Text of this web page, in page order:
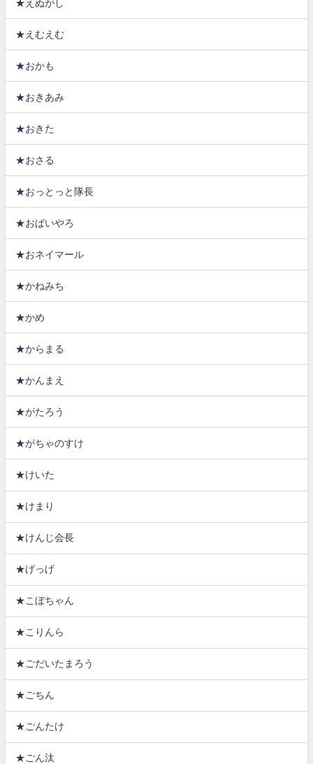
★えぬがし
★えむえむ
★おかも
★おきあみ
★おきた
★おさる
★おっとっと隊長
★おぱいやろ
★おネイマール
★かねみち
★かめ
★からまる
★かんまえ
★がたろう
★がちゃのすけ
★けいた
★けまり
★けんじ会長
★げっげ
★こぼちゃん
★こりんら
★ごだいたまろう
★ごちん
★ごんたけ
★ごん汰